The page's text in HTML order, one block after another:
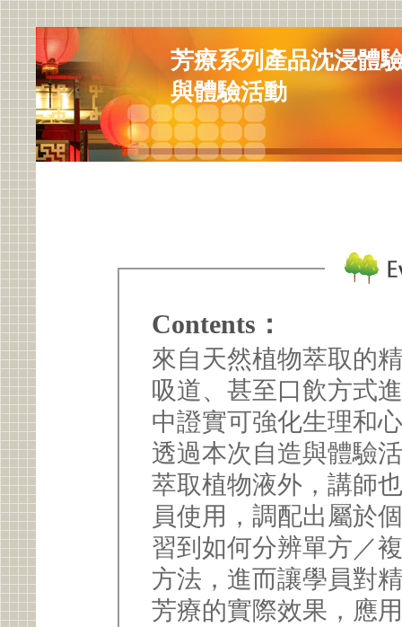
芳療系列產品沈浸體
與體驗活動
Contents：
來自天然植物萃取的
吸道、甚至口飲方式
中證實可強化生理和
透過本次自造與體驗
萃取植物液外，講師
員使用，調配出屬於
習到如何分辨單方／
方法，進而讓學員對
芳療的實際效果，應